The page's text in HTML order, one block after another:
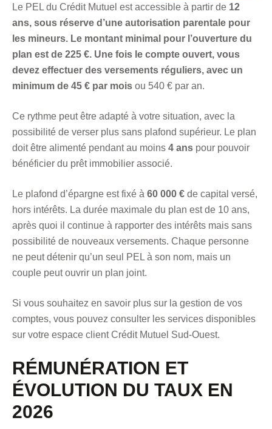
Le PEL du Crédit Mutuel est accessible à partir de 12
ans, sous réserve d’une autorisation parentale pour
les mineurs. Le montant minimal pour l’ouverture du
plan est de 225 €. Une fois le compte ouvert, vous
devez effectuer des versements réguliers, avec un
minimum de 45 € par mois ou 540 € par an.
Ce rythme peut être adapté à votre situation, avec la
possibilité de verser plus sans plafond supérieur. Le plan
doit être alimenté pendant au moins 4 ans pour pouvoir
bénéficier du prêt immobilier associé.
Le plafond d’épargne est fixé à 60 000 € de capital versé,
hors intérêts. La durée maximale du plan est de 10 ans,
après quoi il continue à rapporter des intérêts mais sans
possibilité de nouveaux versements. Chaque personne
ne peut détenir qu’un seul PEL à son nom, mais un
couple peut ouvrir un plan joint.
Si vous souhaitez en savoir plus sur la gestion de vos
comptes, vous pouvez consulter les services disponibles
sur votre espace client Crédit Mutuel Sud-Ouest.
RÉMUNÉRATION ET
ÉVOLUTION DU TAUX EN
2026